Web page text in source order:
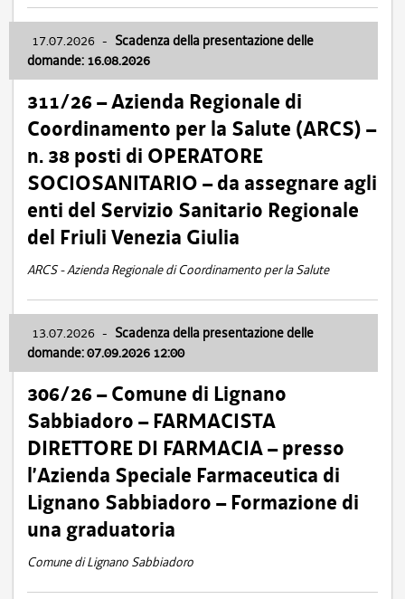
17.07.2026 - Scadenza della presentazione delle
domande: 16.08.2026
311/26 – Azienda Regionale di
Coordinamento per la Salute (ARCS) –
n. 38 posti di OPERATORE
SOCIOSANITARIO – da assegnare agli
enti del Servizio Sanitario Regionale
del Friuli Venezia Giulia
ARCS - Azienda Regionale di Coordinamento per la Salute
13.07.2026 - Scadenza della presentazione delle
domande: 07.09.2026 12:00
306/26 – Comune di Lignano
Sabbiadoro – FARMACISTA
DIRETTORE DI FARMACIA – presso
l’Azienda Speciale Farmaceutica di
Lignano Sabbiadoro – Formazione di
una graduatoria
Comune di Lignano Sabbiadoro